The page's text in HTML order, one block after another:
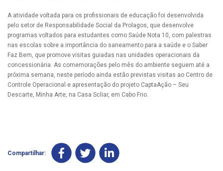
A atividade voltada para os profissionais de educação foi desenvolvida
pelo setor de Responsabilidade Social da Prolagos, que desenvolve
programas voltados para estudantes como Saúde Nota 10, com palestras
nas escolas sobre a importância do saneamento para a saúde e o Saber
Faz Bem, que promove visitas guiadas nas unidades operacionais da
concessionária. As comemorações pelo mês do ambiente seguem até a
próxima semana, neste período ainda estão previstas visitas ao Centro de
Controle Operacional e apresentação do projeto CaptaAção – Seu
Descarte, Minha Arte, na Casa Scliar, em Cabo Frio.
Compartilhar: